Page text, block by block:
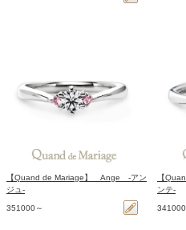
【Quand de Mariage】 Ange -アン
ジュ-
351000～
【
ンテ-
341000